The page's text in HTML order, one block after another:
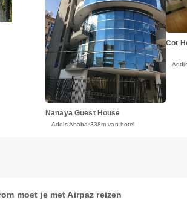
Nanaya Guest House
Addis Ababa 338m van hotel
Cot
moet je met Airpaz reizen